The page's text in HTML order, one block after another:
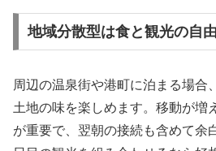
地域分散型は食と観光の自
周辺の温泉街や港町に泊まる場合
土地の味を楽しめます。移動が増
が重要で、翌朝の接続も含めて余